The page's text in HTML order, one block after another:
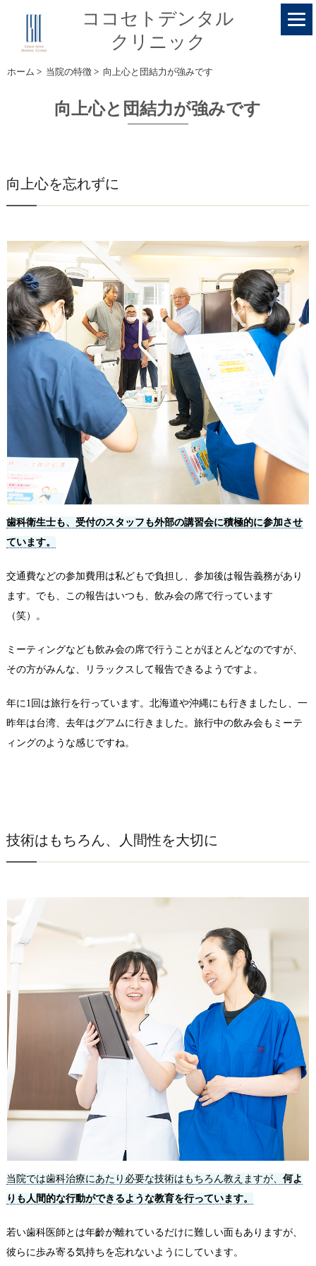
ココセトデンタル
クリニック
ホーム > 当院の特徴 > 向上心と団結力が強みです
向上心と団結力が強みです
向上心を忘れずに
歯科衛生士も、受付のスタッフも外部の講習会に積極的に参加させ
ています。
交通費などの参加費用は私どもで負担し、参加後は報告義務があり
ます。でも、この報告はいつも、飲み会の席で行っています
（笑）。
ミーティングなども飲み会の席で行うことがほとんどなのですが、
その方がみんな、リラックスして報告できるようですよ。
年に1回は旅行を行っています。北海道や沖縄にも行きましたし、一
昨年は台湾、去年はグアムに行きました。旅行中の飲み会もミーテ
ィングのような感じですね。
技術はもちろん、人間性を大切に
当院では歯科治療にあたり必要な技術はもちろん教えますが、 何よ
りも人間的な行動ができるような教育を行っています。
若い歯科医師とは年齡が離れているだけに難しい面もありますが、
彼らに歩み寄る気持ちを忘れないようにしています。